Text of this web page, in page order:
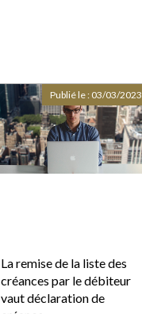
La remise de la liste des
créances par le débiteur
vaut déclaration de
Publié le : 03/03/2023